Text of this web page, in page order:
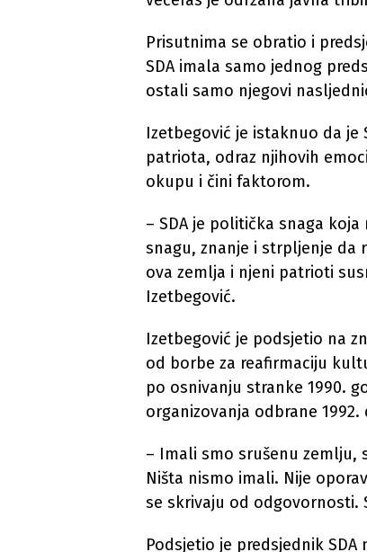
Prisutnima se obratio i
SDA imala samo jednog
ostali samo njegovi
Izetbegović je istaknuo da je
patriota, odraz njihovih
okupu i čini faktorom.
– SDA je politička snaga
snagu, znanje i strpljenje da
ova zemlja i njeni patrioti
Izetbegović.
Izetbegović je podsjetio na
od borbe za reafirmaciju
po osnivanju stranke 1990.
organizovanja odbrane
– Imali smo srušenu zemlju,
Ništa nismo imali. Nije
se skrivaju od odgovornosti.
Podsjetio je predsjednik